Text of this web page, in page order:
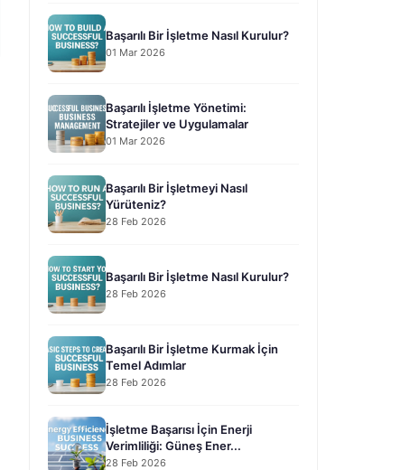
Başarılı Bir İşletme Nasıl Kurulur?
01 Mar 2026
Başarılı İşletme Yönetimi:
Stratejiler ve Uygulamalar
01 Mar 2026
Başarılı Bir İşletmeyi Nasıl
Yürüteniz?
28 Feb 2026
Başarılı Bir İşletme Nasıl Kurulur?
28 Feb 2026
Başarılı Bir İşletme Kurmak İçin
Temel Adımlar
28 Feb 2026
İşletme Başarısı İçin Enerji
Verimliliği: Güneş Ener...
28 Feb 2026